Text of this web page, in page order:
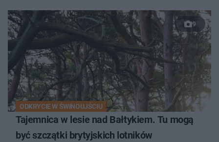
9
ODKRYCIE W ŚWINOUJŚCIU
Tajemnica w lesie nad Bałtykiem. Tu mogą
być szczątki brytyjskich lotników